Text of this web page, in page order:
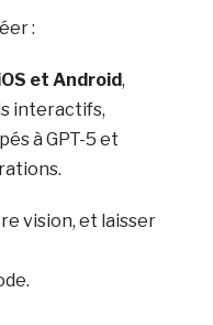
:
et Android,
interactifs,
à GPT-5 et
vision, et laisser